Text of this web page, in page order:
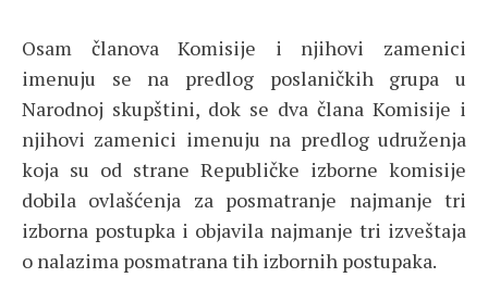
Osam članova Komisije i njihovi zamenici
imenuju se na predlog poslaničkih grupa u
Narodnoj skupštini, dok se dva člana Komisije i
njihovi zamenici imenuju na predlog udruženja
koja su od strane Republičke izborne komisije
dobila ovlašćenja za posmatranje najmanje tri
izborna postupka i objavila najmanje tri izveštaja
o nalazima posmatrana tih izbornih postupaka.